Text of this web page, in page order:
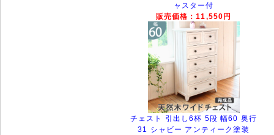
ャスター付
販売価格：11,550円
チェスト 引出し6杯 5段 幅60 奥行
31 シャビー アンティーク塗装